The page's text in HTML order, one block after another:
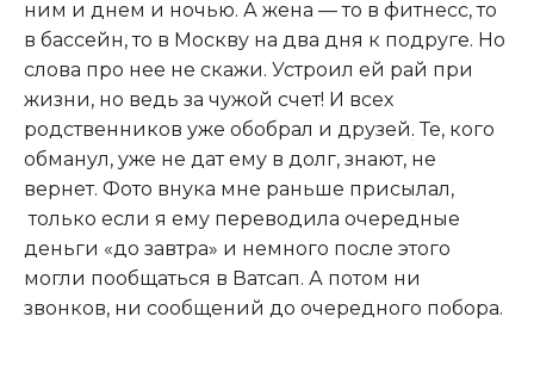
ним и днем и ночью. А жена — то в фитнесс, то
в бассейн, то в Москву на два дня к подруге. Но
слова про нее не скажи. Устроил ей рай при
жизни, но ведь за чужой счет! И всех
родственников уже обобрал и друзей. Те, кого
обманул, уже не дат ему в долг, знают, не
вернет. Фото внука мне раньше присылал,
только если я ему переводила очередные
деньги «до завтра» и немного после этого
могли пообщаться в Ватсап. А потом ни
звонков, ни сообщений до очередного побора.